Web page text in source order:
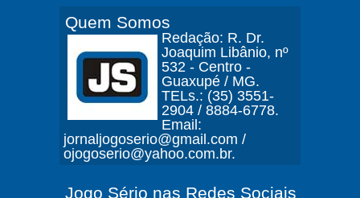
Quem Somos
Redação: R. Dr.
Joaquim Libânio, nº
532 - Centro -
Guaxupé / MG.
TELs.: (35) 3551-
2904 / 8884-6778.
Email:
jornaljogoserio@gmail.com /
ojogoserio@yahoo.com.br.
Jogo Sério nas Redes Sociais